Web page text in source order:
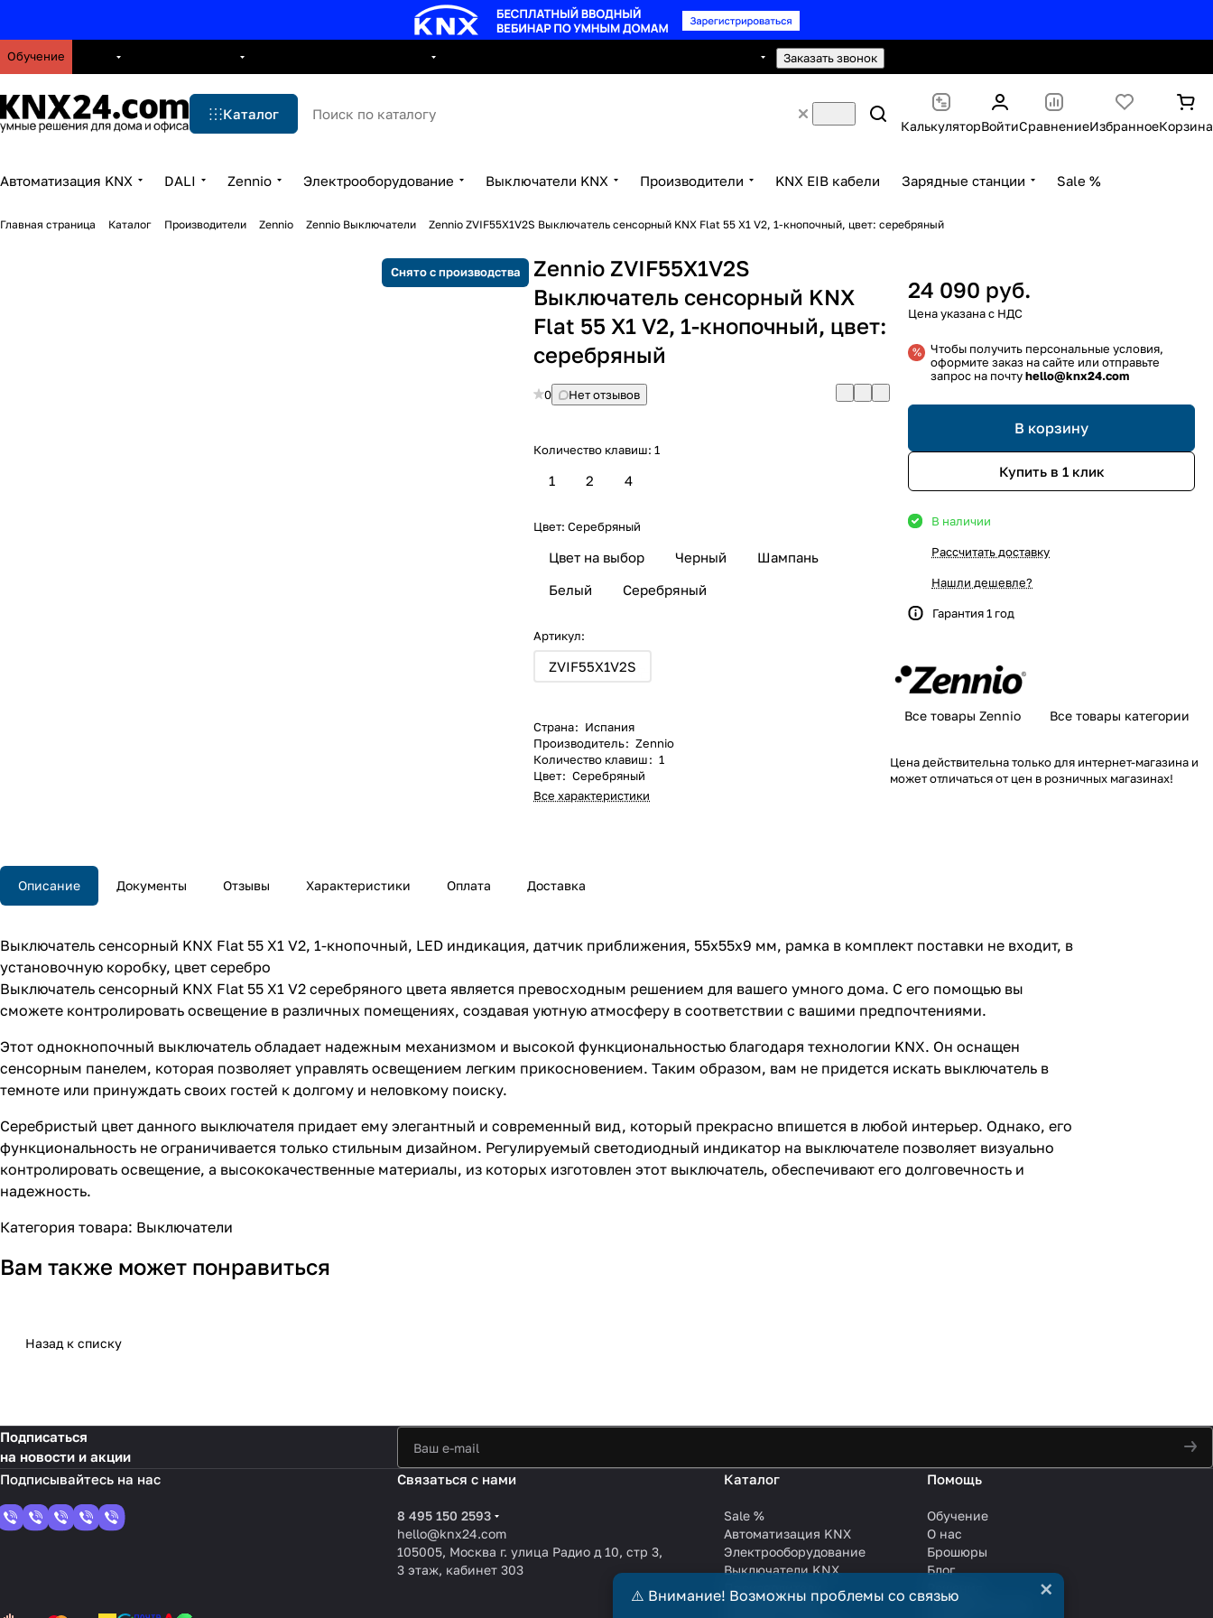
Обучение Заказать звонок
Каталог
КалькуляторВойтиСравнениеИзбранноеКорзина
Автоматизация KNX DALI Zennio Электрооборудование Выключатели KNX Производители KNX EIB кабели Зарядные станции Sale %
Главная страница Каталог Производители Zennio Zennio Выключатели Zennio ZVIF55X1V2S Выключатель сенсорный KNX Flat 55 X1 V2, 1-кнопочный, цвет: серебряный
Снято с производства
Zennio ZVIF55X1V2S
Выключатель сенсорный KNX
Flat 55 X1 V2, 1-кнопочный, цвет:
серебряный
0 Нет отзывов
Количество клавиш:1
1 4
2
Цвет:Серебряный
Серебряный
Белый
Цвет на выбор Черный Шампань
Артикул:
ZVIF55X1V2S
Страна: Испания
Производитель: Zennio
Количество клавиш: 1
Цвет: Серебряный
Все характеристики
24 090 руб.
Чтобы получить персональные условия,
оформите заказ на сайте или отправьте
запрос на почтуhello@knx24.com
В корзину
Купить в 1 клик
В наличии
Рассчитать доставку
Нашли дешевле?
Гарантия 1 год
Все товары Zennio Все товары категории
Цена действительна только для интернет-магазина и
может отличаться от цен в розничных магазинах!
Описание Документы Отзывы Характеристики Оплата Доставка
Выключатель сенсорный KNX Flat 55 X1 V2, 1-кнопочный, LED индикация, датчик приближения, 55х55х9 мм, рамка в комплект поставки не входит, в
установочную коробку, цвет серебро
Выключатель сенсорный KNX Flat 55 X1 V2 серебряного цвета является превосходным решением для вашего умного дома. С его помощью вы
сможете контролировать освещение в различных помещениях, создавая уютную атмосферу в соответствии с вашими предпочтениями.
Этот однокнопочный выключатель обладает надежным механизмом и высокой функциональностью благодаря технологии KNX. Он оснащен
сенсорным панелем, которая позволяет управлять освещением легким прикосновением. Таким образом, вам не придется искать выключатель в
темноте или принуждать своих гостей к долгому и неловкому поиску.
Серебристый цвет данного выключателя придает ему элегантный и современный вид, который прекрасно впишется в любой интерьер. Однако, его
функциональность не ограничивается только стильным дизайном. Регулируемый светодиодный индикатор на выключателе позволяет визуально
контролировать освещение, а высококачественные материалы, из которых изготовлен этот выключатель, обеспечивают его долговечность и
надежность.
Категория товара: Выключатели
Вам также может понравиться
Назад к списку
Подписаться
на новости и акции
Связаться с нами
8 495 150 2593
hello@knx24.com
105005, Москва г. улица Радио д 10, стр 3,
3 этаж, кабинет 303
Каталог
Sale %
Автоматизация KNX
Электрооборудование
Выключатели KNX
Производители
KNX EIB кабели
Помощь
Обучение
О нас
Брошюры
Блог
Сотрудничество
⚠️ Внимание! Возможны проблемы со связью ×